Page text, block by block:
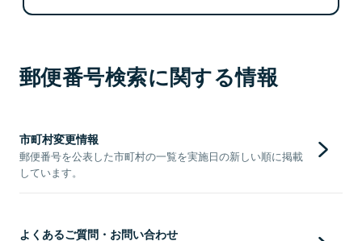
郵便番号検索に関する情報
市町村変更情報
郵便番号を公表した市町村の一覧を実施日の新しい順に掲載
しています。
よくあるご質問・お問い合わせ